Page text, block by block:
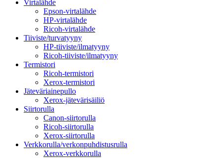
Virtalähde
Epson-virtalähde
HP-virtalähde
Ricoh-virtalähde
Tiiviste/turvatyyny
HP-tiiviste/ilmatyyny
Ricoh-tiiviste/ilmatyyny
Termistori
Ricoh-termistori
Xerox-termistori
Jäteväriainepullo
Xerox-jätevärisäiliö
Siirtorulla
Canon-siirtorulla
Ricoh-siirtorulla
Xerox-siirtorulla
Verkkorulla/verkonpuhdistusrulla
Xerox-verkkorulla